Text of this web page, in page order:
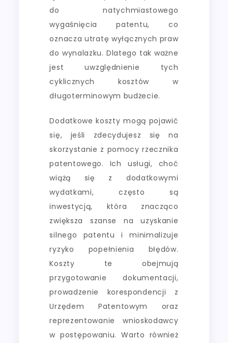
do natychmiastowego
wygaśnięcia patentu, co
oznacza utratę wyłącznych praw
do wynalazku. Dlatego tak ważne
jest uwzględnienie tych
cyklicznych kosztów w
długoterminowym budżecie.
Dodatkowe koszty mogą pojawić
się, jeśli zdecydujesz się na
skorzystanie z pomocy rzecznika
patentowego. Ich usługi, choć
wiążą się z dodatkowymi
wydatkami, często są
inwestycją, która znacząco
zwiększa szanse na uzyskanie
silnego patentu i minimalizuje
ryzyko popełnienia błędów.
Koszty te obejmują
przygotowanie dokumentacji,
prowadzenie korespondencji z
Urzędem Patentowym oraz
reprezentowanie wnioskodawcy
w postępowaniu. Warto również